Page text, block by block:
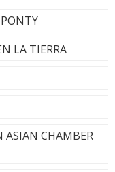
LA TIERRA
ASIAN CHAMBER